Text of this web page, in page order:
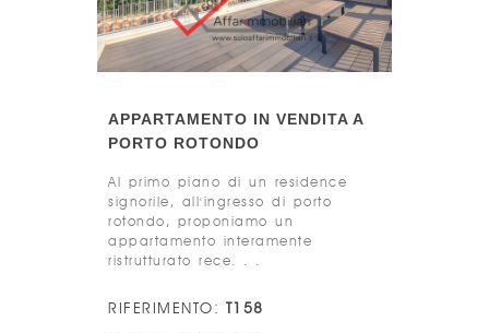
APPARTAMENTO IN VENDITA A
PORTO ROTONDO
Al primo piano di un residence
signorile, all'ingresso di porto
rotondo, proponiamo un
appartamento interamente
ristrutturato rece. . .
RIFERIMENTO: T158